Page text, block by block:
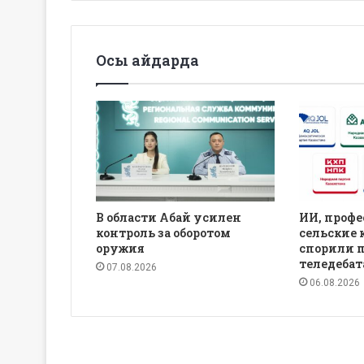
Осы айдарда
В области Абай усилен
контроль за оборотом
оружия
07.08.2026
ИИ,
сельские
спорили
06.08.2026